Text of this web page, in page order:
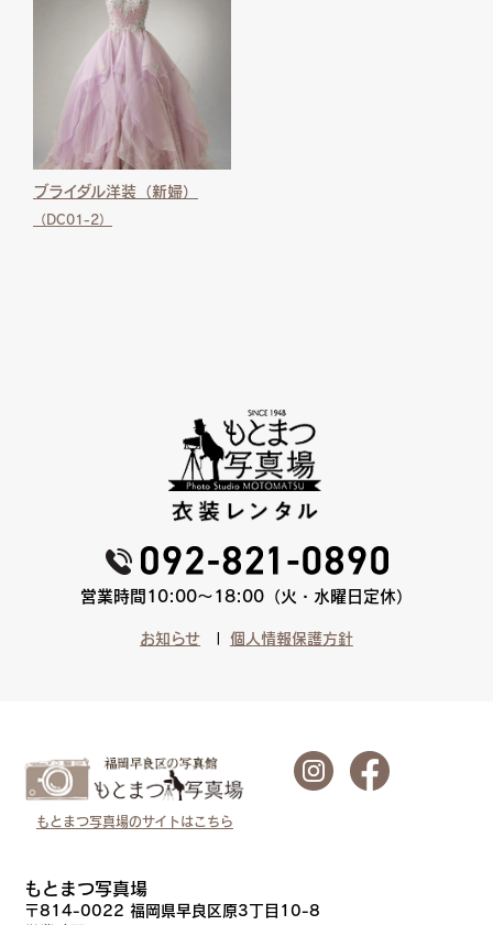
ブライダル洋装（新婦）
（DC01-2）
営業時間10:00〜18:00（火・水曜日定休）
お知らせ 個人情報保護方針
もとまつ写真場のサイトはこちら
もとまつ写真場
〒814-0022 福岡県早良区原3丁目10-8